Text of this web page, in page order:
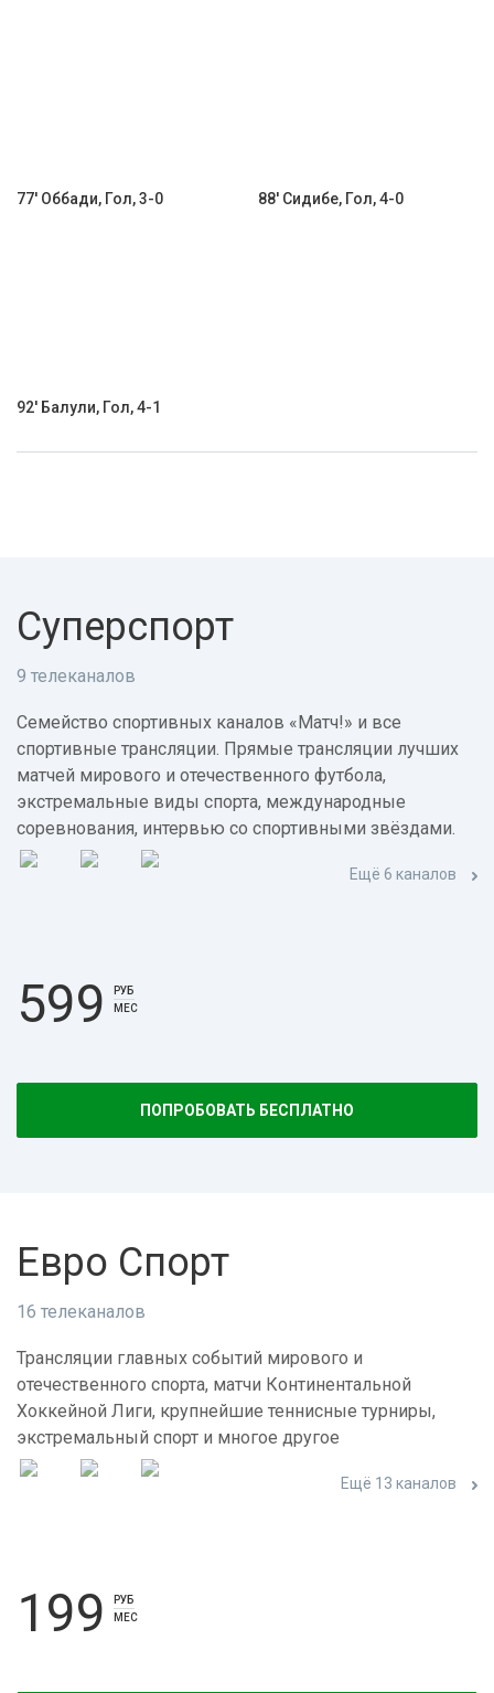
77' Оббади, Гол, 3-0 88' Сидибе, Гол, 4-0
92' Балули, Гол, 4-1
Суперспорт
9 телеканалов
Семейство спортивных каналов «Матч!» и все
спортивные трансляции. Прямые трансляции лучших
матчей мирового и отечественного футбола,
экстремальные виды спорта, международные
соревнования, интервью со спортивными звёздами.
Ещё 6 каналов
599
РУБ
МЕС
ПОПРОБОВАТЬ БЕСПЛАТНО
Евро Спорт
16 телеканалов
Трансляции главных событий мирового и
отечественного спорта, матчи Континентальной
Хоккейной Лиги, крупнейшие теннисные турниры,
экстремальный спорт и многое другое
Ещё 13 каналов
199
РУБ
МЕС